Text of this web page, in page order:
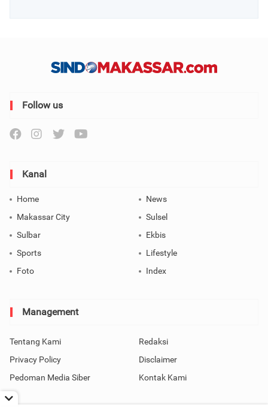
Follow us
Kanal
Home
News
Makassar City
Sulsel
Sulbar
Ekbis
Sports
Lifestyle
Foto
Index
Management
Tentang Kami
Redaksi
Privacy Policy
Disclaimer
Pedoman Media Siber
Kontak Kami